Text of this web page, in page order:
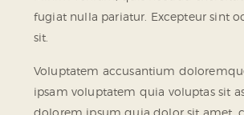
fugiat nulla pariatur. Excepteur sint
sit.
Voluptatem accusantium
ipsam voluptatem quia voluptas sit
dolorem ipsum quia dolor sit amet,